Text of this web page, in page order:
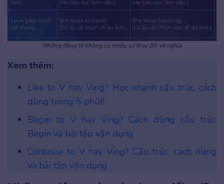
Những động từ không có nhiều sự thay đổi về nghĩa
Xem thêm:
Like to V hay Ving? Học nhanh cấu trúc, cách
dùng trong 5 phút!
Begin to V hay Ving? Cách dùng cấu trúc
Begin và bài tập vận dụng
Continue to V hay Ving? Cấu trúc, cách dùng
và bài tập vận dụng